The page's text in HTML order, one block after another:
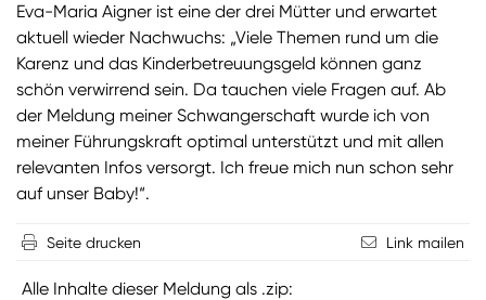
Eva-Maria Aigner ist eine der drei Mütter und erwartet
aktuell wieder Nachwuchs: „Viele Themen rund um die
Karenz und das Kinderbetreuungsgeld können ganz
schön verwirrend sein. Da tauchen viele Fragen auf. Ab
der Meldung meiner Schwangerschaft wurde ich von
meiner Führungskraft optimal unterstützt und mit allen
relevanten Infos versorgt. Ich freue mich nun schon sehr
auf unser Baby!“.
Seite drucken Link mailen
Alle Inhalte dieser Meldung als .zip: